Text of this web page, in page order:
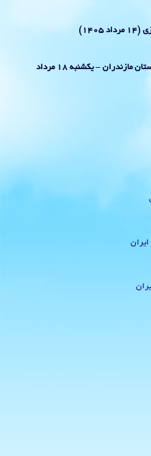
پیش بینی 7 روزه وضع هوای استان مازندران – یکشنبه 18 مرداد